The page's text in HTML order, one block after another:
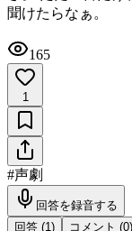
聞けたらなぁ。
165
1
#声劇
回答を録音する
回答 (1 ) コメント (0)